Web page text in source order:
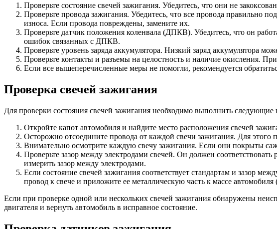
Проверьте состояние свечей зажигания. Убедитесь, что они не
Проверьте провода зажигания. Убедитесь, что все провода правильно
износа. Если провода повреждены, замените их.
Проверьте датчик положения коленвала (ДПКВ). Убедитесь, что он
ошибок связанных с ДПКВ.
Проверьте уровень заряда аккумулятора. Низкий заряд аккумулятора
Проверьте контакты и разъемы на целостность и наличие окисления.
Если все вышеперечисленные меры не помогли, рекомендуется
Проверка свечей зажигания
Для проверки состояния свечей зажигания необходимо выполнить следующие
Откройте капот автомобиля и найдите место расположения свечей
Осторожно отсоедините провода от каждой свечи зажигания. Для
Внимательно осмотрите каждую свечу зажигания. Если они покрыты
Проверьте зазор между электродами свечей. Он должен
измерить зазор между электродами.
Если состояние свечей зажигания соответствует стандартам и зазор
провод к свече и приложите ее металлическую часть к массе
Если при проверке одной или нескольких свечей зажигания обнаружены
двигателя и вернуть автомобиль в исправное состояние.